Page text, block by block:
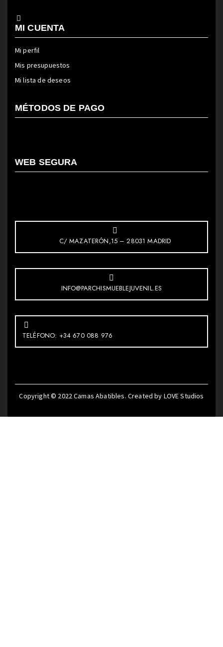
MI CUENTA
Mi perfil
Mis presupuestos
Mi lista de deseos
MÉTODOS DE PAGO
WEB SEGURA
C/ MAZATERÓN,15 – 28031 MADRID
INFO@PARCHISMUEBLEJUVENIL.ES
TELÉFONO: +34 670 088 976
Copyright © 2022Camas Abatibles. Created by LOVE Studios